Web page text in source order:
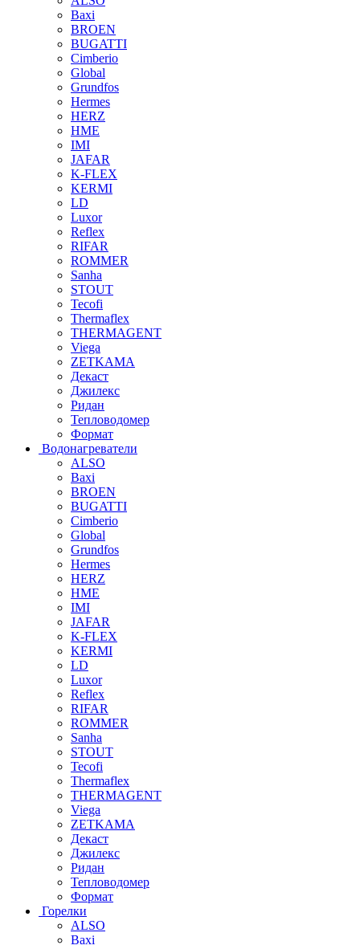
Baxi
BROEN
BUGATTI
Cimberio
Global
Grundfos
Hermes
HERZ
HME
IMI
JAFAR
K-FLEX
KERMI
LD
Luxor
Reflex
RIFAR
ROMMER
Sanha
STOUT
Tecofi
Thermaflex
THERMAGENT
Viega
ZETKAMA
Декаст
Джилекс
Ридан
Тепловодомер
Формат
Водонагреватели
ALSO
Baxi
BROEN
BUGATTI
Cimberio
Global
Grundfos
Hermes
HERZ
HME
IMI
JAFAR
K-FLEX
KERMI
LD
Luxor
Reflex
RIFAR
ROMMER
Sanha
STOUT
Tecofi
Thermaflex
THERMAGENT
Viega
ZETKAMA
Декаст
Джилекс
Ридан
Тепловодомер
Формат
Горелки
ALSO
Baxi